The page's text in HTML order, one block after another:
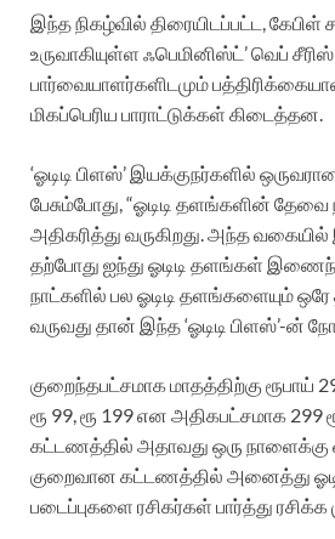
இந்த நிகழ்வில் திரையிடப்பட்ட,
உருவாகியுள்ள ஃபெமினிஸ்ட்’ வெப்
பார்வையாளர்களிடமும்
மிகப்பெரிய பாராட்டுக்கள் கிடைத்தன.
‘ஓடிடி பிளஸ்’ இயக்குநர்களில்
பேசும்போது, “ஓடிடி தளங்களின் தேவை
அதிகரித்து வருகிறது. அந்த வகையில்
தற்போது ஐந்து ஓடிடி தளங்கள்
நாட்களில் பல ஓடிடி தளங்களையும்
வருவது தான் இந்த ‘ஓடிடி பிளஸ்’-ன்
குறைந்தபட்சமாக மாதத்திற்கு ரூபாய்
ரூ 99, ரூ 199 என அதிகபட்சமாக 299
கட்டணத்தில் அதாவது ஒரு நாளைக்கு
குறைவான கட்டணத்தில் அனைத்து
படைப்புகளை ரசிகர்கள் பார்த்து ரசிக்க